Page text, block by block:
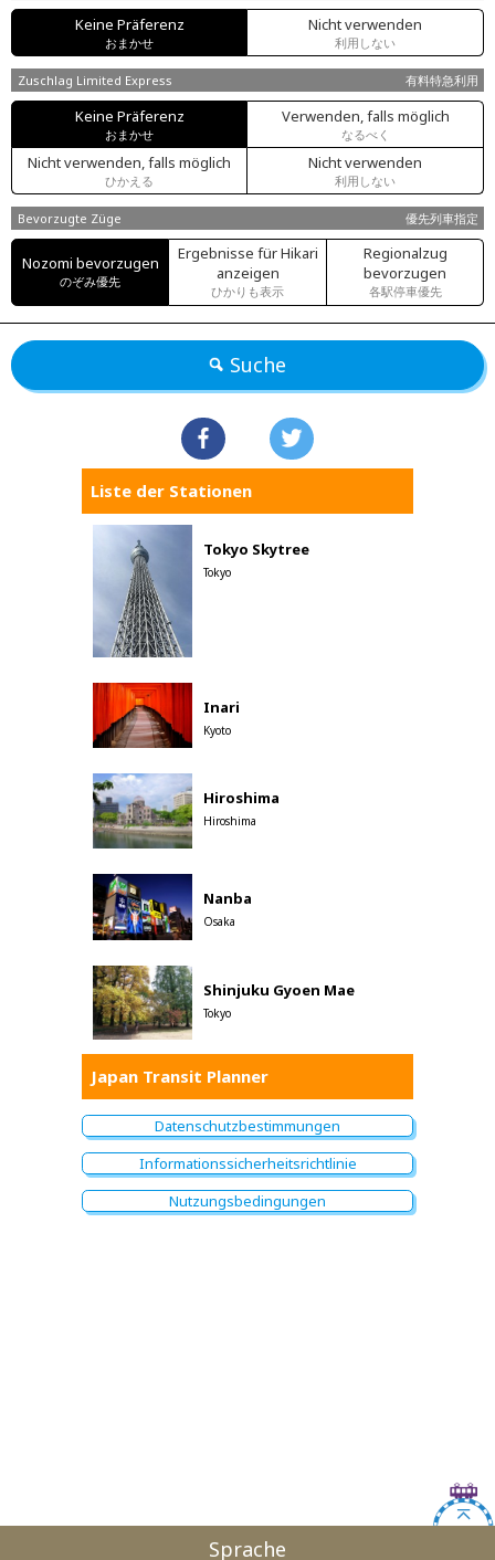
Keine Präferenz
おまかせ
Nicht verwenden
利用しない
Zuschlag Limited Express 有料特急利用
Keine Präferenz
おまかせ
Verwenden, falls möglich
なるべく
Nicht verwenden, falls möglich
ひかえる
Nicht verwenden
利用しない
Bevorzugte Züge 優先列車指定
Nozomi bevorzugen
のぞみ優先
Ergebnisse für Hikari
anzeigen
ひかりも表示
Regionalzug
bevorzugen
各駅停車優先
Suche
Liste der Stationen
Tokyo Skytree
Tokyo
Inari
Kyoto
Hiroshima
Hiroshima
Nanba
Osaka
Shinjuku Gyoen Mae
Tokyo
Japan Transit Planner
Datenschutzbestimmungen
Informationssicherheitsrichtlinie
Nutzungsbedingungen
Sprache